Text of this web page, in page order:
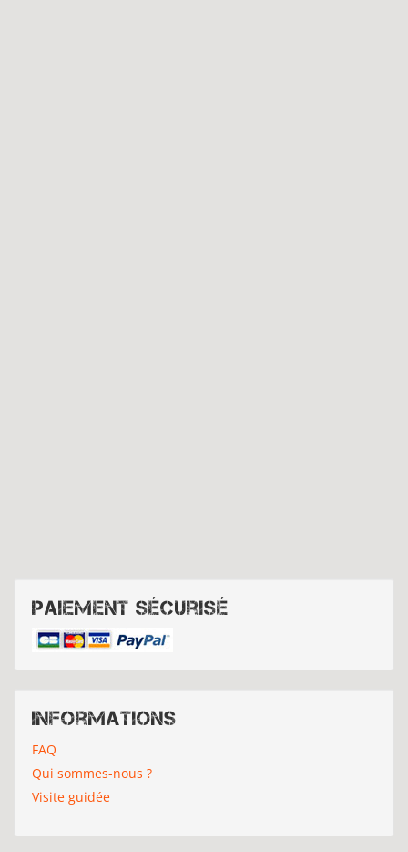
Paiement sécurisé
Informations
FAQ
Qui sommes-nous ?
Visite guidée